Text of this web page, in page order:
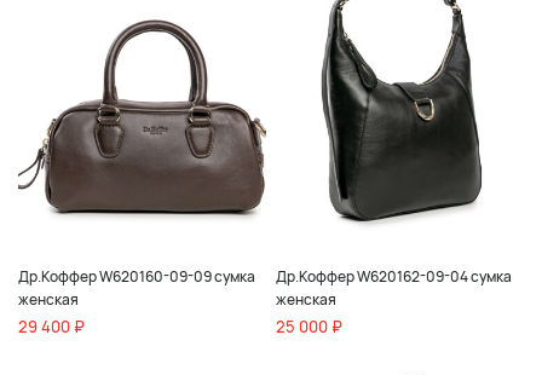
Др.Коффер W620160-09-09 сумка
женская
29 400 ₽
Др.Коффер W620162-09-04 сумка
женская
25 000 ₽